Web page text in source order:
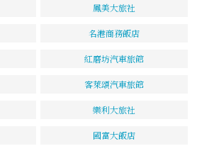
鳳美大旅社
名港商務飯店
紅磨坊汽車旅館
客萊頌汽車旅館
樂利大旅社
國富大飯店